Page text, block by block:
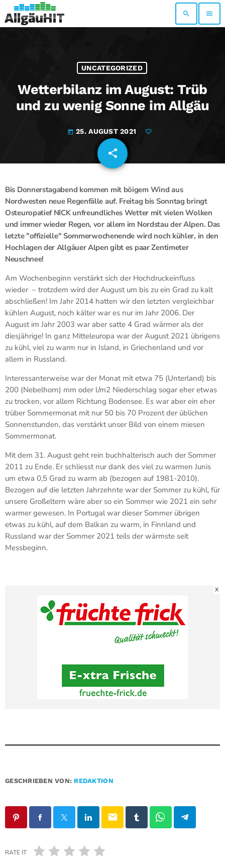
search menu
UNCATEGORIZED
Wetterbilanz im August: Trüb
und zu wenig Sonne im Allgäu
today 25. AUGUST 2021
share
email
Bis Donnerstagabend kommen mit böigem Wind aus
Nordwesten neue Regenfälle auf. Freitag bis Sonntag bringt
Osteuropatief NICK unfreundliches Wetter mit vielen Wolken
und immer wieder Regen, vor allem im Nordstau der Alpen. Das
letzte "offizielle" Sommerwochenende wird noch kühler, in den
Hochlagen der Allgäuer Alpen gibt es paar Zentimeter
Neuschnee!
Am Wochenbeginn verstärkt sich der Hochdruckeinfluss
wieder – trotzdem wird der August um bis zu ein Grad zu kalt
abschließen! Im Jahr 2014 hatten wir den letzten vergleichbar
kühlen August, noch kälter war es nur im Jahr 2006. Der
August im Jahr 2003 war aber satte 4 Grad wärmer als der
diesjährige! In ganz Mitteleuropa war der August 2021 übrigens
zu kühl, viel zu warm nur in Island, in Griechenland und vor
allem in Russland.
Interessanterweise war der Monat mit etwa 75 (Unterland) bis
200 (Nebelhorn) mm oder l/m2 Niederschlag sogar eher etwas
zu trocken, vor allem Richtung Bodensee. Es war aber ein eher
trüber Sommermonat mit nur 50 bis 70 Prozent der üblichen
Sonnenstunden, das verstärkt unser Bild von einem miesen
Sommermonat.
Mit dem 31. August geht rein buchhalterisch auch der Sommer
2011 zu Ende. Er schliesst nur dank des viel zu warmen Junis
um etwa 0,5 Grad zu warm ab (bezogen auf 1981-2010).
Bezogen auf die letzten Jahrzehnte war der Sommer zu kühl, für
unsere Großeltern wäre aber so ein Sommer wie 2021 ein sehr
warmer gewesen. In Portugal war dieser Sommer übrigen
etwas zu kühl, auf dem Balkan zu warm, in Finnland und
Russland war der Sommer 2021 teils der wärmste seit
Messbeginn.
X
GESCHRIEBEN VON: REDAKTION
email
RATE IT